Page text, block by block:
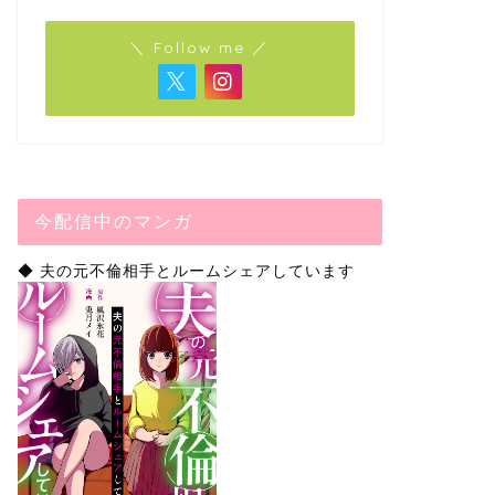
＼ Follow me ／
今配信中のマンガ
◆ 夫の元不倫相手とルームシェアしています